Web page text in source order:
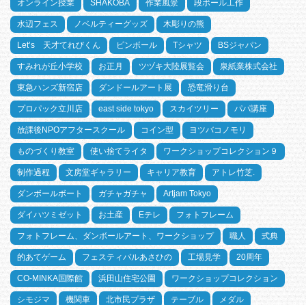
オンライン授業 SHAKOBA 作業風景 段ボール工作
水辺フェス ノベルティーグッズ 木彫りの熊
Let’s 天才てれびくん ピンボール Tシャツ BSジャパン
すみれが丘小学校 お正月 ツヅキ大陸展覧会 泉紙業株式会社
東急ハンズ新宿店 ダンドールアート展 恐竜滑り台
プロパック立川店 east side tokyo スカイツリー パパ講座
放課後NPOアフタースクール コイン型 ヨツバコノモリ
ものづくり教室 使い捨てライタ ワークショップコレクション９
制作過程 文房堂ギャラリー キャリア教育 アトレ竹芝.
ダンボールボート ガチャガチャ Artjam Tokyo
ダイハツミゼット お土産 Eテレ フォトフレーム
フォトフレーム、ダンボールアート、ワークショップ 職人 式典
的あてゲーム フェスティバルあさひの 工場見学 20周年
CO-MINKA国際館 浜田山住宅公園 ワークショップコレクション
シモジマ 機関車 北市民プラザ テーブル メダル